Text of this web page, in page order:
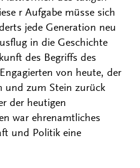
r Aufgabe müsse sich
jede Generation neu
in die Geschichte
des Begriffs des
von heute, der
und zum Stein zurück
der heutigen
war ehrenamtliches
und Politik eine